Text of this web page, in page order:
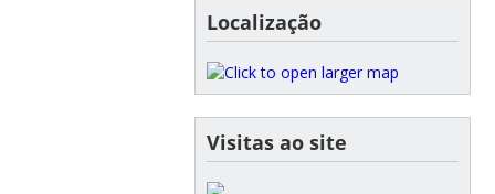
Localização
Visitas ao site